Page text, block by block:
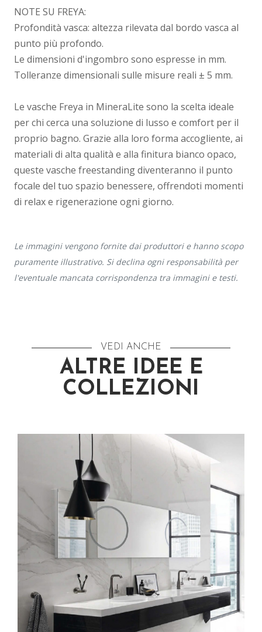
NOTE SU FREYA:
Profondità vasca: altezza rilevata dal bordo vasca al
punto più profondo.
Le dimensioni d'ingombro sono espresse in mm.
Tolleranze dimensionali sulle misure reali ± 5 mm.
Le vasche Freya in MineraLite sono la scelta ideale
per chi cerca una soluzione di lusso e comfort per il
proprio bagno. Grazie alla loro forma accogliente, ai
materiali di alta qualità e alla finitura bianco opaco,
queste vasche freestanding diventeranno il punto
focale del tuo spazio benessere, offrendoti momenti
di relax e rigenerazione ogni giorno.
Le immagini vengono fornite dai produttori e hanno scopo
puramente illustrativo. Si declina ogni responsabilità per
l'eventuale mancata corrispondenza tra immagini e testi.
VEDI ANCHE
ALTRE IDEE E
COLLEZIONI